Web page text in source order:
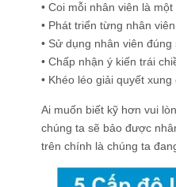
• Coi mỗi nhân viên là
• Phát triển từng nhân
• Sử dụng nhân viên
• Chấp nhận ý kiến trái
• Khéo léo giải quyết
Ai muốn biết kỹ hơn vui
chúng ta sẽ bảo được
trên chính là chúng ta